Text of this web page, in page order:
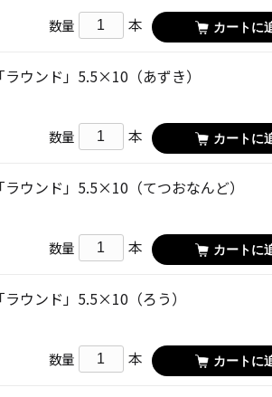
数量 本 カートに
ウンド」5.5×10（あずき）
数量 本 カートに
ウンド」5.5×10（てつおなんど）
数量 本 カートに
ウンド」5.5×10（ろう）
数量 本 カートに